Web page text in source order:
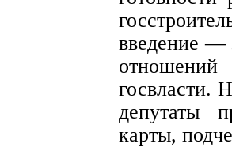
введение —
госвласти.
депутаты
карты,